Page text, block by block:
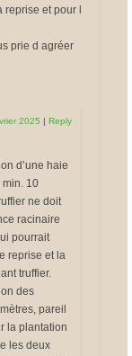
et pour l
prie d agréer
2025 Reply
d’une haie
min. 10
ne doit
racinaire
pourrait
reprise et la
truffier.
des
pareil
la plantation
les deux